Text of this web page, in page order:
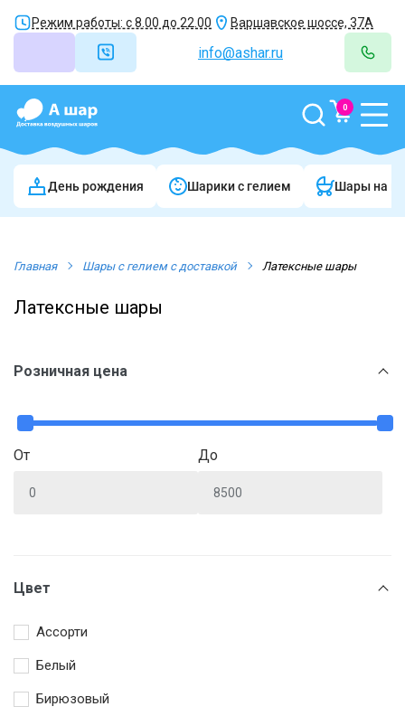
Режим работы: с 8.00 до 22.00 Варшавское шоссе, 37А
info@ashar.ru
0
День рождения Шарики c гелием Шары на
Главная Шары с гелием с доставкой Латексные шары
Латексные шары
Розничная цена
От До
Цвет
Ассорти
Белый
Бирюзовый